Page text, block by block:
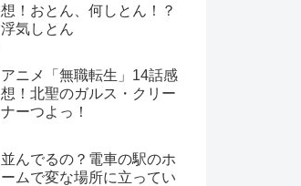
想！おとん、何しとん！？
浮気しとん
アニメ「無職転生」14話感
想！北聖のガルス・クリー
ナーつよっ！
並んでるの？電車の駅のホ
ームで変な場所に立ってい